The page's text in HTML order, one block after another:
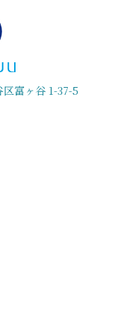
富ヶ谷 1-37-5